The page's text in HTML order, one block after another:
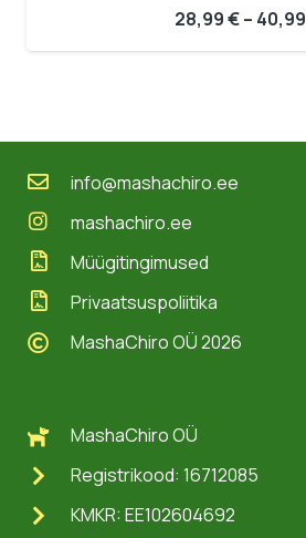
28,99€ – 40,99
MashaChiro OÜ
Registrikood: 16712085
KMKR: EE102604692
info@mashachiro.ee
mashachiro.ee
Müügitingimused
Privaatsuspoliitika
MashaChiro OÜ 2026